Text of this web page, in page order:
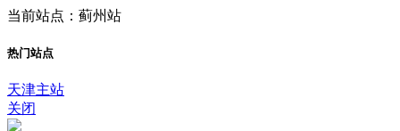
当前站点：蓟州站
热门站点
天津主站
关闭